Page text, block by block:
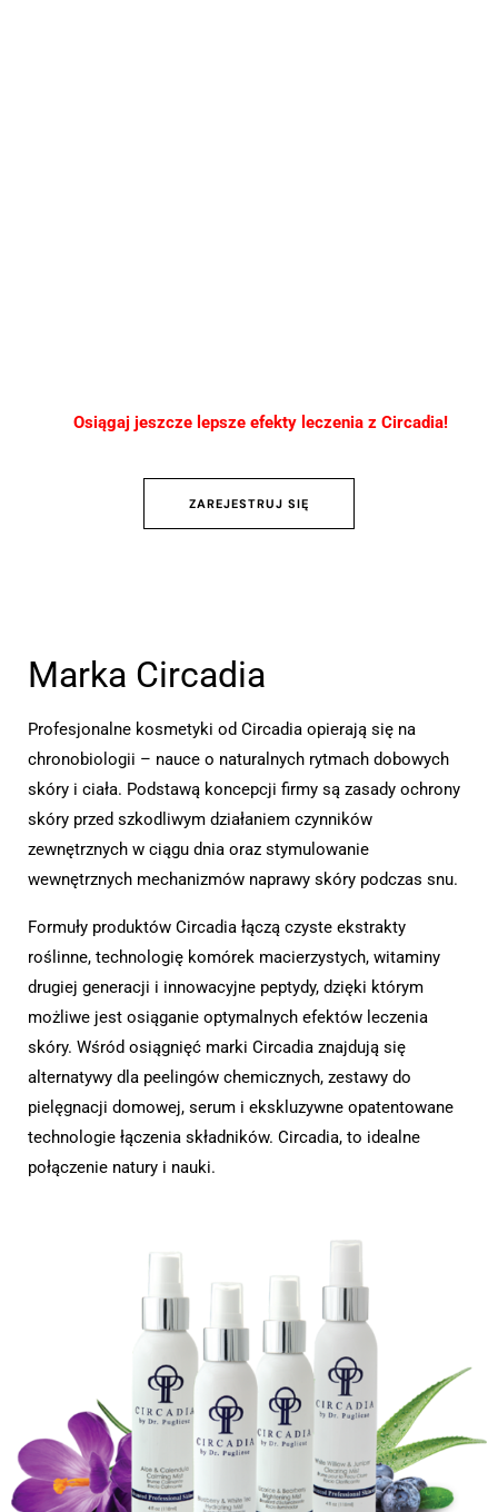
Osiągaj jeszcze lepsze efekty leczenia z Circadia!
ZAREJESTRUJ SIĘ
Marka Circadia
Profesjonalne kosmetyki od Circadia opierają się na
chronobiologii – nauce o naturalnych rytmach dobowych
skóry i ciała. Podstawą koncepcji firmy są zasady ochrony
skóry przed szkodliwym działaniem czynników
zewnętrznych w ciągu dnia oraz stymulowanie
wewnętrznych mechanizmów naprawy skóry podczas snu.
Formuły produktów Circadia łączą czyste ekstrakty
roślinne, technologię komórek macierzystych, witaminy
drugiej generacji i innowacyjne peptydy, dzięki którym
możliwe jest osiąganie optymalnych efektów leczenia
skóry. Wśród osiągnięć marki Circadia znajdują się
alternatywy dla peelingów chemicznych, zestawy do
pielęgnacji domowej, serum i ekskluzywne opatentowane
technologie łączenia składników. Circadia, to idealne
połączenie natury i nauki.